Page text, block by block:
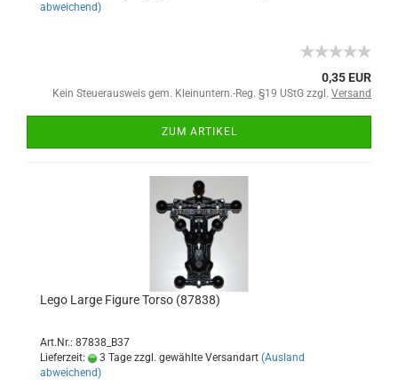
abweichend)
0,35 EUR
Kein Steuerausweis gem. Kleinuntern.-Reg. §19 UStG zzgl. Versand
ZUM ARTIKEL
Lego Large Figure Torso (87838)
Art.Nr.: 87838_B37
Lieferzeit:
3 Tage zzgl. gewählte Versandart (Ausland
abweichend)